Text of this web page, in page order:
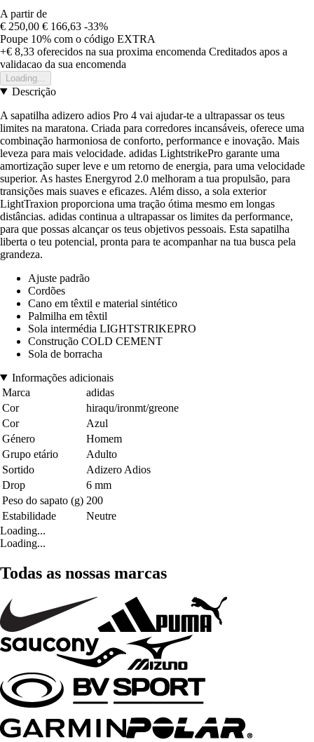
A partir de
€ 250,00 € 166,63 -33%
Poupe 10% com o código EXTRA
+€ 8,33 oferecidos na sua proxima encomenda Creditados apos a
validacao da sua encomenda
Loading...
Descrição
A sapatilha adizero adios Pro 4 vai ajudar-te a ultrapassar os teus
limites na maratona. Criada para corredores incansáveis, oferece uma
combinação harmoniosa de conforto, performance e inovação. Mais
leveza para mais velocidade. adidas LightstrikePro garante uma
amortização super leve e um retorno de energia, para uma velocidade
superior. As hastes Energyrod 2.0 melhoram a tua propulsão, para
transições mais suaves e eficazes. Além disso, a sola exterior
LightTraxion proporciona uma tração ótima mesmo em longas
distâncias. adidas continua a ultrapassar os limites da performance,
para que possas alcançar os teus objetivos pessoais. Esta sapatilha
liberta o teu potencial, pronta para te acompanhar na tua busca pela
grandeza.
Ajuste padrão
Cordões
Cano em têxtil e material sintético
Palmilha em têxtil
Sola intermédia LIGHTSTRIKEPRO
Construção COLD CEMENT
Sola de borracha
Informações adicionais
Marca
adidas
Cor
hiraqu/ironmt/greone
Cor
Azul
Género
Homem
Grupo etário
Adulto
Sortido
Adizero Adios
Drop
6 mm
Peso do sapato (g) 200
Estabilidade
Neutre
Loading...
Loading...
Todas as nossas marcas